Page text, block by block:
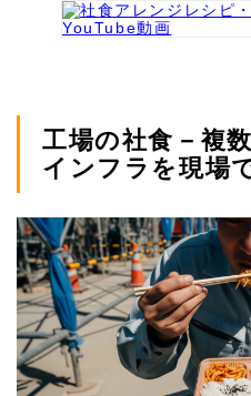
工場の社食－複
インフラを現場